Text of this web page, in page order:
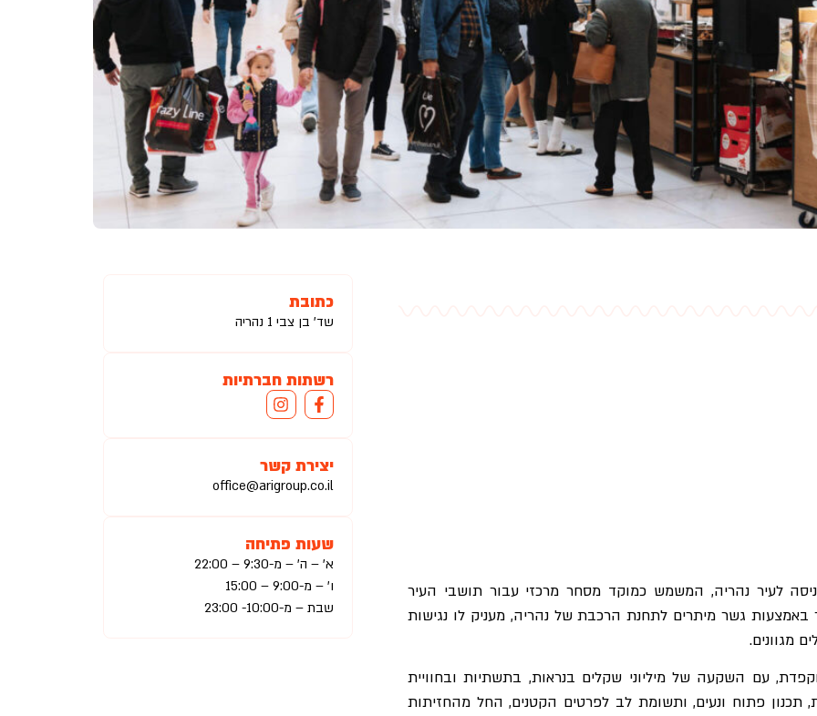
לעיר נהריה, המשמש כמוקד מסחר מרכזי עבור תושבי העיר
באמצעות גשר מיתרים לתחנת הרכבת של נהריה, מעניק לו נגישות
מגוונים.
עם השקעה של מיליוני שקלים בנראות, בתשתיות ובחוויית
תכנון פתוח ונעים, ותשומת לב לפרטים הקטנים, החל מהחזיתות
כתובת
שד' בן צבי 1 נהריה
רשתות חברתיות
יצירת קשר
office@arigroup.co.il
שעות פתיחה
א’ – ה’ – מ-9:30 – 22:00
ו’ – מ-9:00 – 15:00
שבת – מ-10:00- 23:00